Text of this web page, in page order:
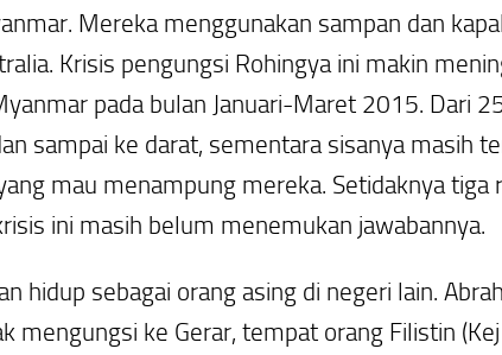
Mereka menggunakan sampan dan
Krisis pengungsi Rohingya ini makin
pada bulan Januari-Maret 2015. Dari
sampai ke darat, sementara sisanya masih
mau menampung mereka. Setidaknya
ini masih belum menemukan jawabannya.
hidup sebagai orang asing di negeri lain.
mengungsi ke Gerar, tempat orang Filistin